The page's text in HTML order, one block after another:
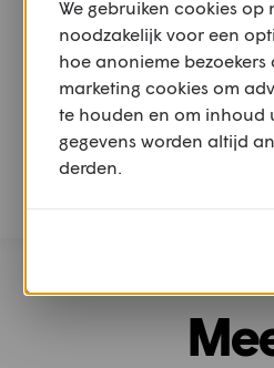
Gelderse
We gebruiken cookies op
noodzakelijk voor een
hoe anonieme bezoekers
marketing cookies om
te houden en om inhoud
gegevens worden altijd
derden.